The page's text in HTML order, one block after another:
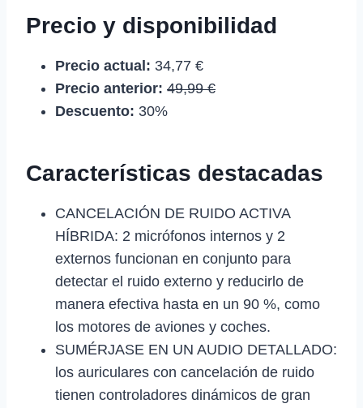
Precio y disponibilidad
Precio actual: 34,77 €
Precio anterior: 49,99 €
Descuento: 30%
Características destacadas
CANCELACIÓN DE RUIDO ACTIVA
HÍBRIDA: 2 micrófonos internos y 2
externos funcionan en conjunto para
detectar el ruido externo y reducirlo de
manera efectiva hasta en un 90 %, como
los motores de aviones y coches.
SUMÉRJASE EN UN AUDIO DETALLADO:
los auriculares con cancelación de ruido
tienen controladores dinámicos de gran